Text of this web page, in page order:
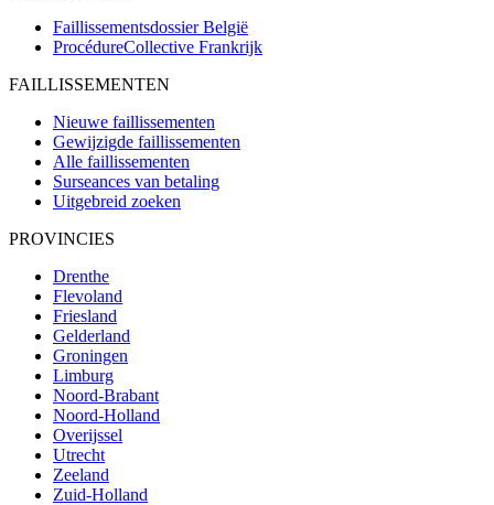
Faillissementsdossier België
ProcédureCollective Frankrijk
FAILLISSEMENTEN
Nieuwe faillissementen
Gewijzigde faillissementen
Alle faillissementen
Surseances van betaling
Uitgebreid zoeken
PROVINCIES
Drenthe
Flevoland
Friesland
Gelderland
Groningen
Limburg
Noord-Brabant
Noord-Holland
Overijssel
Utrecht
Zeeland
Zuid-Holland